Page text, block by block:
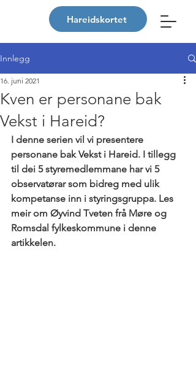
Hareidskortet
Innlegg
Kven er personane bak
Vekst i Hareid?
16. juni 2021
I denne serien vil vi presentere
personane bak Vekst i Hareid. I tillegg
til dei 5 styremedlemmane har vi 5
observatørar som bidreg med ulik
kompetanse inn i styringsgruppa. Les
meir om Øyvind Tveten frå Møre og
Romsdal fylkeskommune i denne
artikkelen.